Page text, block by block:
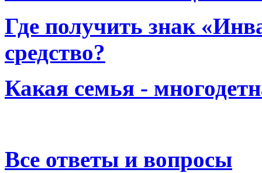
Где получить знак
средство?
Какая семья -
Все ответы и вопросы